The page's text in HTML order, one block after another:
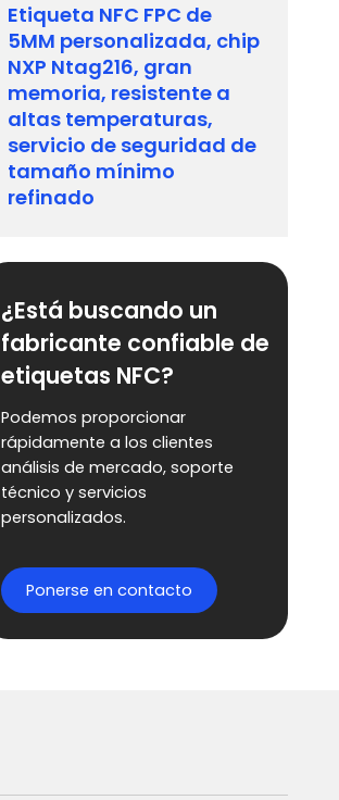
Etiqueta NFC FPC de
5MM personalizada, chip
NXP Ntag216, gran
memoria, resistente a
altas temperaturas,
servicio de seguridad de
tamaño mínimo
refinado
¿Está buscando un
fabricante confiable de
etiquetas NFC?
Podemos proporcionar
rápidamente a los clientes
análisis de mercado, soporte
técnico y servicios
personalizados.
Ponerse en contacto